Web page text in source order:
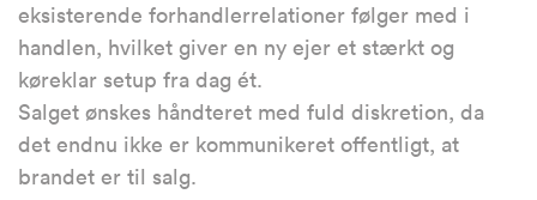
eksisterende forhandlerrelationer følger med i
handlen, hvilket giver en ny ejer et stærkt og
køreklar setup fra dag ét.
Salget ønskes håndteret med fuld diskretion, da
det endnu ikke er kommunikeret offentligt, at
brandet er til salg.